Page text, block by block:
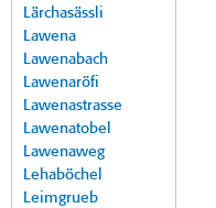
Lärchasässli
Lawena
Lawenabach
Lawenaröfi
Lawenastrasse
Lawenatobel
Lawenaweg
Lehaböchel
Leimgrueb